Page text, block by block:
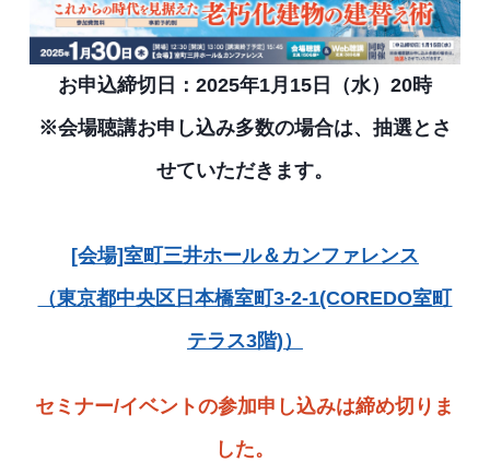
お申込締切日：2025年1月15日（水）20時
※会場聴講お申し込み多数の場合は、抽選とさ
せていただきます。
[会場]室町三井ホール＆カンファレンス
（東京都中央区日本橋室町3-2-1(COREDO室町
テラス3階)）
セミナー/イベントの参加申し込みは締め切りま
した。